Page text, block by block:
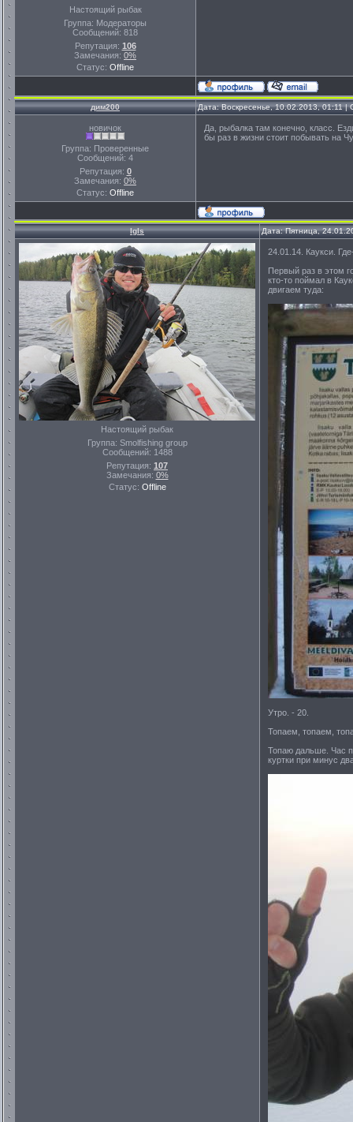
Настоящий рыбак
Группа: Модераторы
Сообщений: 818
Репутация: 106
Замечания: 0%
Статус: Offline
дим200 Дата: Воскресенье, 10.02.2013, 01:11
новичок
Группа: Проверенные
Сообщений: 4
Репутация: 0
Замечания: 0%
Статус: Offline
Да, рыбалка там конечно, класс.
бы раз в жизни стоит побывать на
Igls Дата: Пятница,
Настоящий рыбак
Группа: Smolfishing group
Сообщений: 1488
Репутация: 107
Замечания: 0%
Статус: Offline
24.01.14. Каукси.
Первый раз в этом
кто-то поймал в
двигаем туда:
Утро. - 20.
Топаем, топаем,
Топаю дальше. Час
куртки при минус